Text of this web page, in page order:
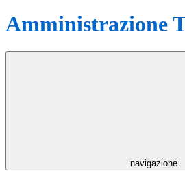
Amministrazione
navigazione